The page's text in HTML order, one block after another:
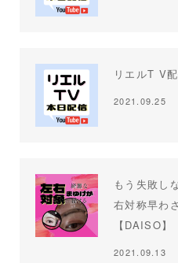
リエルT V
2021.09.25
もう失敗し
右対称早わ
【DAISO】
2021.09.13